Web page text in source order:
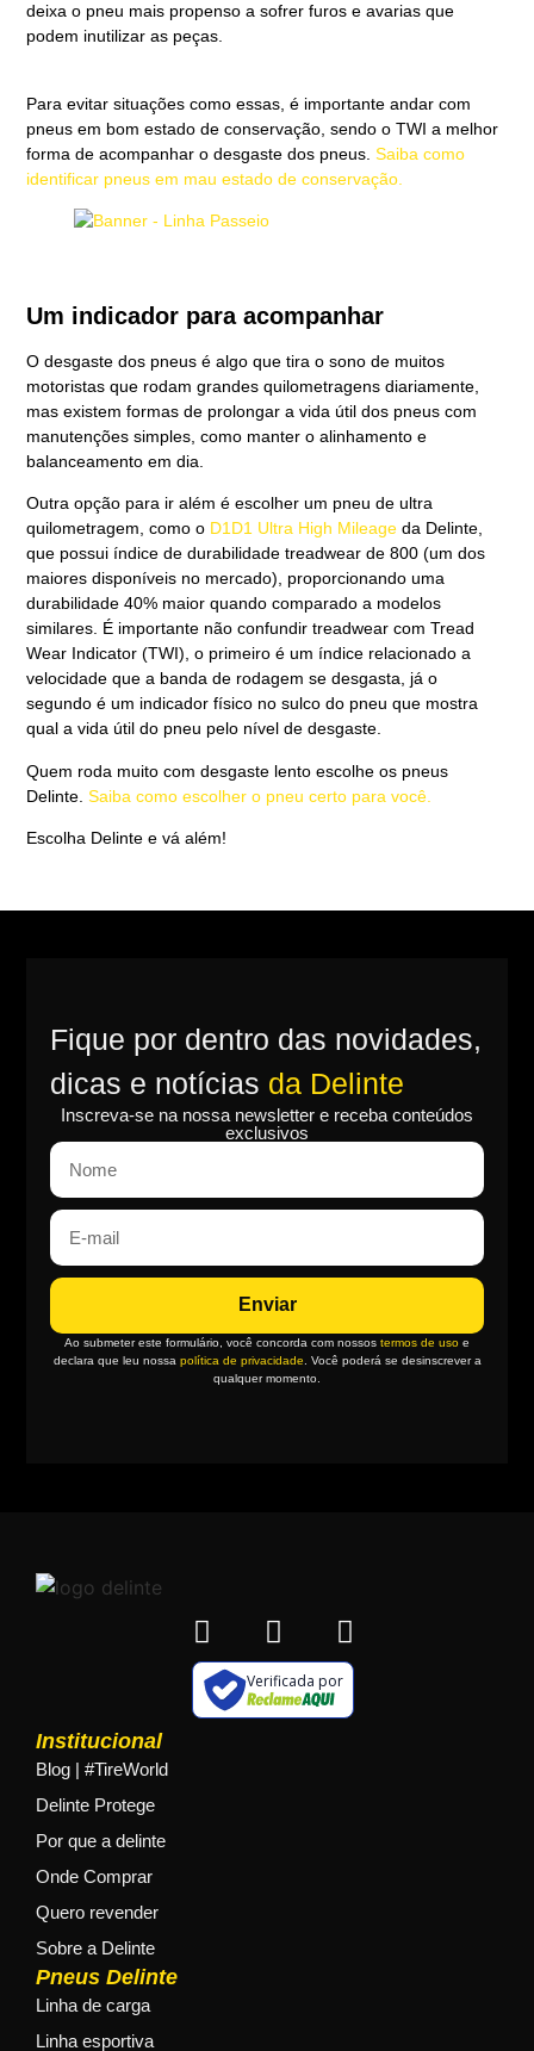
deixa o pneu mais propenso a sofrer furos e avarias que
podem inutilizar as peças.
Para evitar situações como essas, é importante andar com
pneus em bom estado de conservação, sendo o TWI a melhor
forma de acompanhar o desgaste dos pneus.Saiba como
identificar pneus em mau estado de conservação.
Um indicador para acompanhar
O desgaste dos pneus é algo que tira o sono de muitos
motoristas que rodam grandes quilometragens diariamente,
mas existem formas de prolongar a vida útil dos pneus com
manutenções simples, como manter o alinhamento e
balanceamento em dia.
Outra opção para ir além é escolher um pneu de ultra
quilometragem, como o D1D1 Ultra High Mileage da Delinte,
que possui índice de durabilidade treadwear de 800 (um dos
maiores disponíveis no mercado), proporcionando uma
durabilidade 40% maior quando comparado a modelos
similares. É importante não confundir treadwear com Tread
Wear Indicator (TWI), o primeiro é um índice relacionado a
velocidade que a banda de rodagem se desgasta, já o
segundo é um indicador físico no sulco do pneu que mostra
qual a vida útil do pneu pelo nível de desgaste.
Quem roda muito com desgaste lento escolhe os pneus
Delinte.Saiba como escolher o pneu certo para você.
Escolha Delinte e vá além!
Fique por dentro das novidades,
dicas e notícias da Delinte
Inscreva-se na nossa newsletter e receba conteúdos
exclusivos
Enviar
Ao submeter este formulário, você concorda com nossos termos de uso e
declara que leu nossa política de privacidade . Você poderá se desinscrever a
qualquer momento.
Verificada por
Institucional
Blog | #TireWorld
Delinte Protege
Por que a delinte
Onde Comprar
Quero revender
Sobre a Delinte
Pneus Delinte
Linha de carga
Linha esportiva